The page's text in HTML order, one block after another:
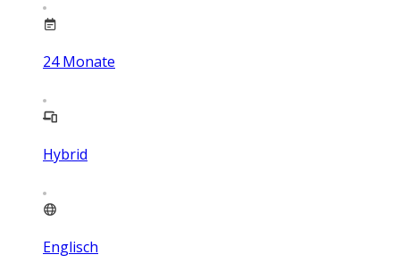
24 Monate
Hybrid
Englisch